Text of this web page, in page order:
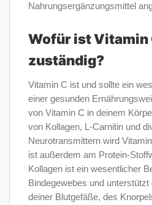
Nahrungsergänzungsmittel
Wofür ist Vitamin
zuständig?
Vitamin C ist und sollte ein
einer gesunden
von Vitamin C in deinem
von Kollagen, L-Carnitin und
Neurotransmittern wird
ist außerdem am Protein-
Kollagen ist ein wesentlicher
Bindegewebes und
deiner Blutgefäße, des